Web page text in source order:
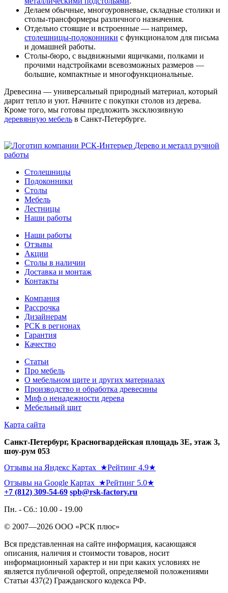
Делаем обычные, многоуровневые, складные столики и
столы-трансформеры различного назначения.
Отдельно стоящие и встроенные — например,
столешницы-подоконники с функционалом для письма
и домашней работы.
Столы-бюро, с выдвижными ящичками, полками и
прочими надстройками всевозможных размеров —
большие, компактные и многофункциональные.
Древесина — универсальный природный материал, который
дарит тепло и уют. Начните с покупки столов из дерева.
Кроме того, мы готовы предложить эксклюзивную
деревянную мебель в Санкт-Петербурге.
Дерево и металл ручной
работы
Столешницы
Подоконники
Столы
Мебель
Лестницы
Наши работы
Наши работы
Отзывы
Акции
Столы в наличии
Доставка и монтаж
Контакты
Компания
Рассрочка
Дизайнерам
РСК в регионах
Гарантия
Качество
Статьи
Про мебель
О мебельном щите и других материалах
Производство и обработка древесины
Миф о ненадежности дерева
Мебельный щит
Карта сайта
Санкт-Петербург, ​Красногвардейская площадь 3Е, этаж 3,
шоу-рум 053
Отзывы на Яндекс Картах ★Рейтинг 4.9★
Отзывы на Google Картах ★Рейтинг 5.0★
+7 (812) 309-54-69 spb@rsk-factory.ru
Пн. - Сб.: 10.00 - 19.00
© 2007—2026 OOO «РСК плюс»
Вся представленная на сайте информация, касающаяся
описания, наличия и стоимости товаров, носит
информационный характер и ни при каких условиях не
является публичной офертой, определяемой положениями
Статьи 437(2) Гражданского кодекса РФ.